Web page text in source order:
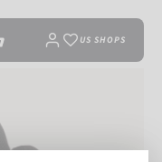
US SHOPS